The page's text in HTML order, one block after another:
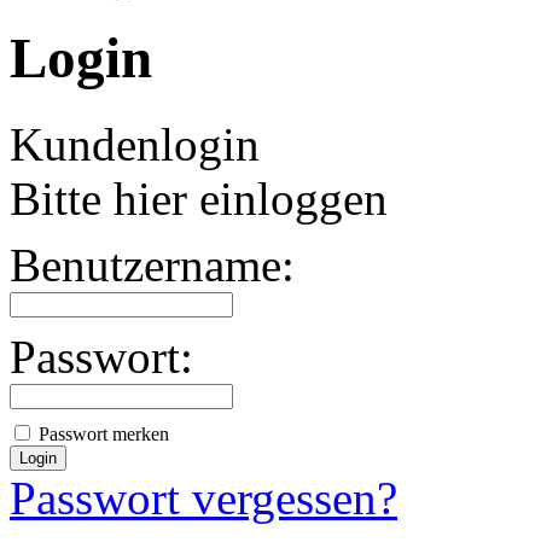
Login
Kundenlogin
Bitte hier einloggen
Benutzername:
Passwort:
Passwort merken
Passwort vergessen?